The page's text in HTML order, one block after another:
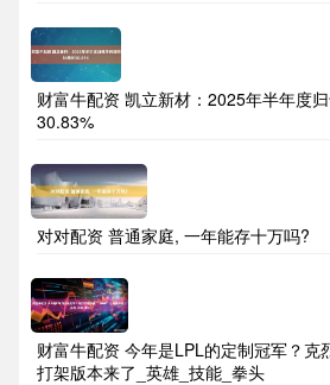
财富牛配资 凯立新材：2025年半年度
30.83%
对对配资 普通家庭, 一年能存十万吗?
财富牛配资 今年是LPL的定制冠军？克
打架版本来了_英雄_技能_拳头